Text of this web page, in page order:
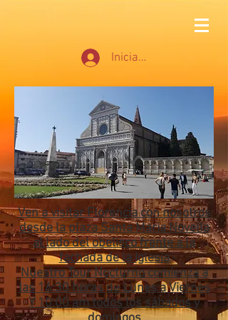
Iniciar sesión
Ven a visitar Florencia con nosotros
desde la plaza Santa Maria Novella
al lado del obelisco frente a la
fachada de la Iglesia
Nuestro Tour Nocturno comienza a
las 16:30 horas de Lunes a Viernes
Y 10:00 am todos los sábados y